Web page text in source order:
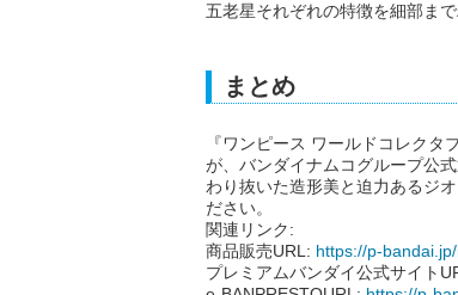
五老星それぞれの特徴を細部ま
まとめ
『ワンピース ワールドコレク
が、バンダイナムコグループ公
わり抜いた造形美と迫力あるジ
ださい。
関連リンク:
商品販売URL: https://p-
プレミアムバンダイ公式サイト